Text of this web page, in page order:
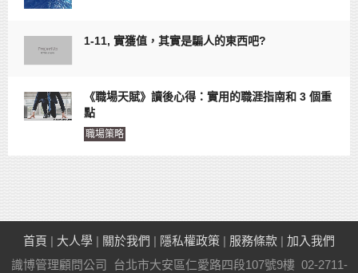
1-11, 實獲值，其實是騙人的東西吧?
《職場天賦》讀後心得：實用的職涯指南和 3 個重
點
職場策略
首頁 | 大人學 | 關於我們 | 隱私權政策 | 服務條款 | 加入我們
識博管理顧問公司 台北市大安區仁愛路四段107號9樓 02-2711-